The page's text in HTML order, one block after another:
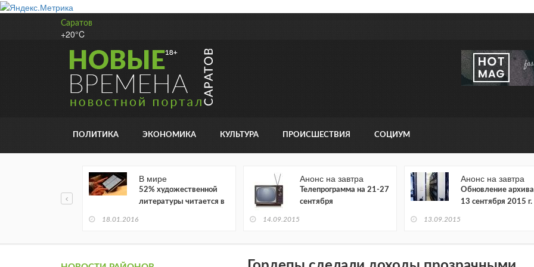
Саратов
+20°C
ПОЛИТИКА ЭКОНОМИКА КУЛЬТУРА ПРОИСШЕСТВИЯ СОЦИУМ
В мире
52% художественной
литературы читается в
18.01.2016
Анонс на завтра
Телепрограмма на 21-27
сентября
14.09.2015
Анонс на завтра
Обновление архива
13 сентября 2015 г.
13.09.2015